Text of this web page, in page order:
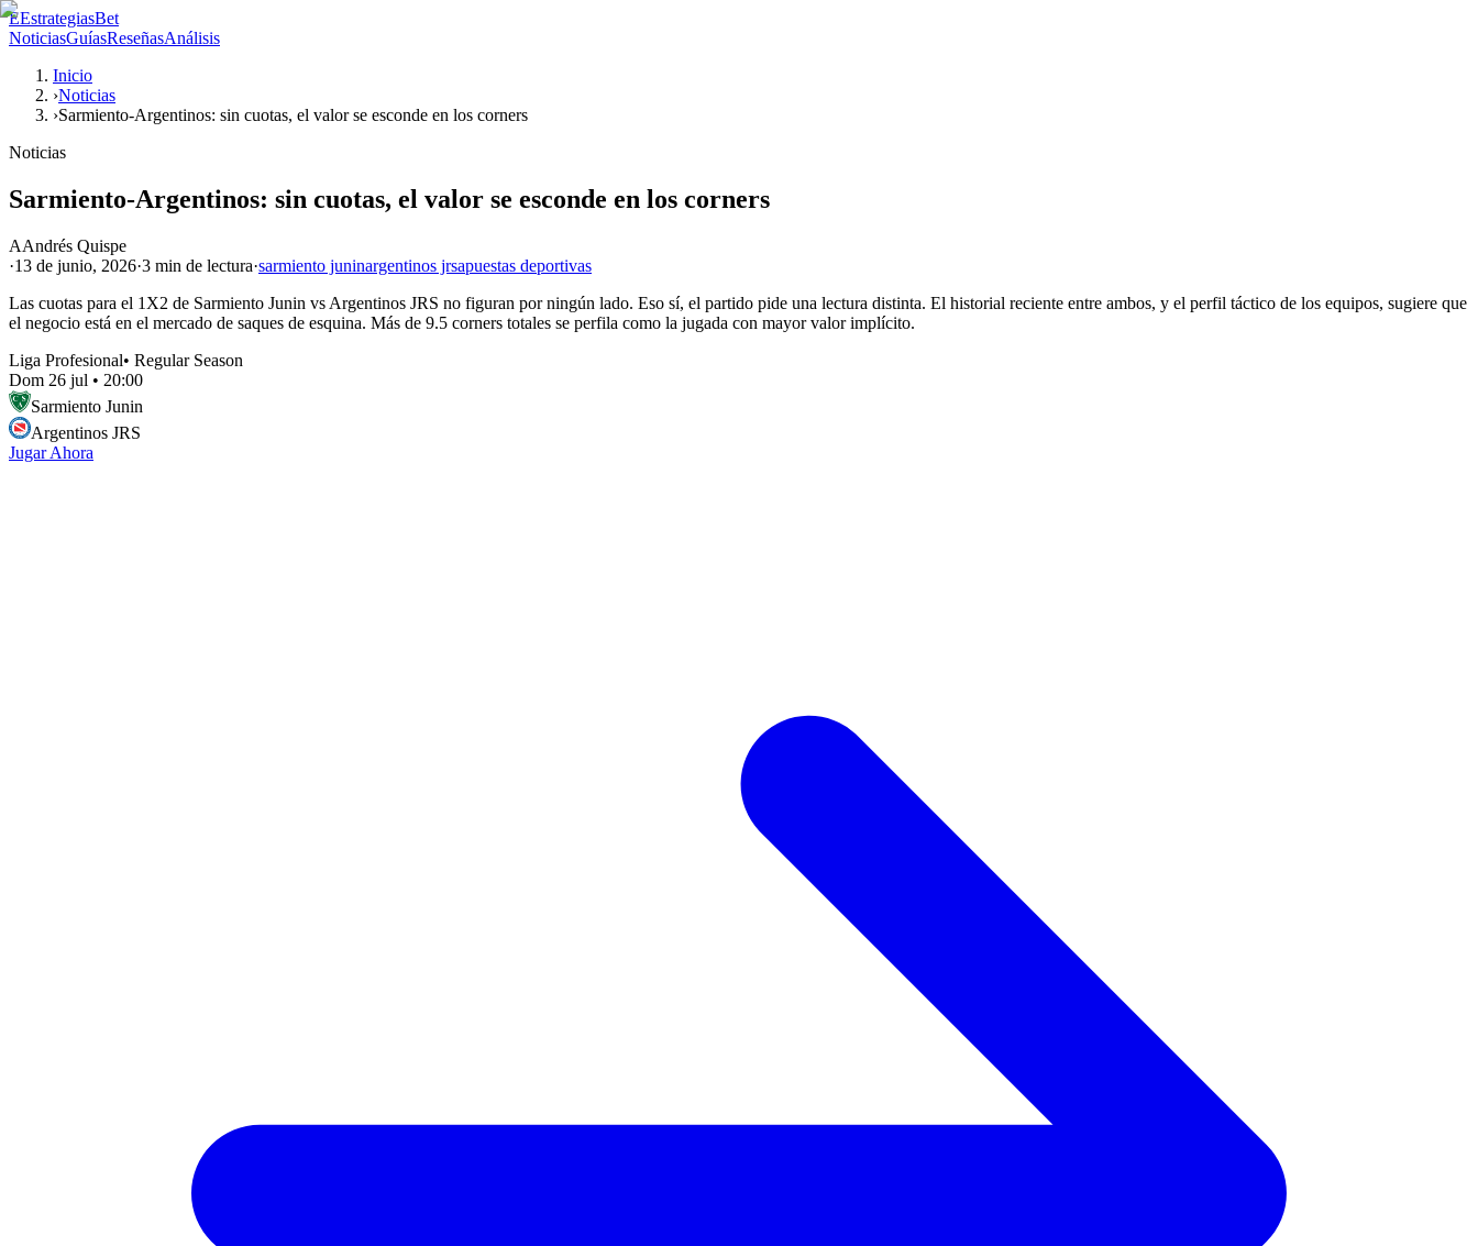
EEstrategiasBet
NoticiasGuíasReseñasAnálisis
Inicio
›Noticias
›Sarmiento-Argentinos: sin cuotas, el valor se esconde en los corners
Noticias
Sarmiento-Argentinos: sin cuotas, el valor se esconde en los corners
AAndrés Quispe
·13 de junio, 2026·3 min de lectura·sarmiento juninargentinos jrsapuestas deportivas
Las cuotas para el 1X2 de Sarmiento Junin vs Argentinos JRS no figuran por ningún lado. Eso sí, el partido pide una lectura distinta. El historial reciente entre ambos, y el perfil táctico de los equipos, sugiere que
el negocio está en el mercado de saques de esquina. Más de 9.5 corners totales se perfila como la jugada con mayor valor implícito.
Liga Profesional• Regular Season
Dom 26 jul • 20:00
Sarmiento Junin
Argentinos JRS
Jugar Ahora